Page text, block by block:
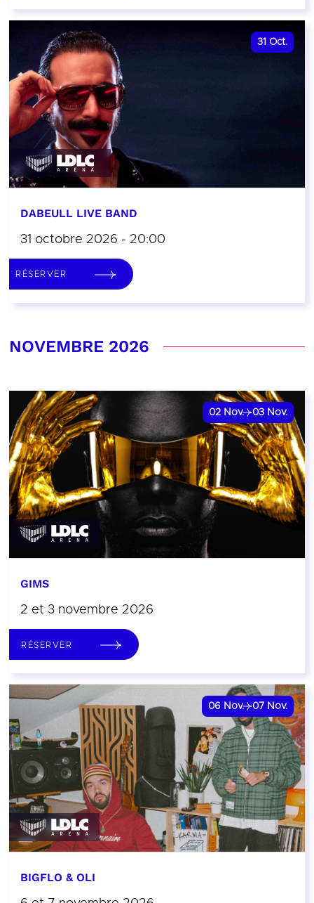
31 Oct.
DABEULL LIVE BAND
31 octobre 2026 - 20:00
RÉSERVER
NOVEMBRE 2026
02 Nov. 03 Nov.
GIMS
2 et 3 novembre 2026
RÉSERVER
06 Nov. 07 Nov.
BIGFLO & OLI